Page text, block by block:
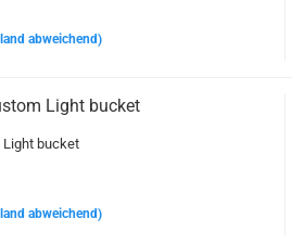
abweichend)
Light bucket
Light bucket
abweichend)